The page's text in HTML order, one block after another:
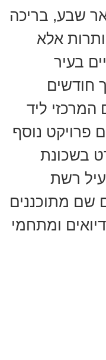
שבע, בריכה
אלא
בעיר
חודשים
ליד
פרויקט נוסף
בשכונת
רשת
שם מתוכננים
ומתחמי